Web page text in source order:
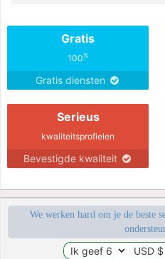
Gratis
100%
Gratis diensten
Serieus
kwaliteitsprofielen
Bevestigde kwaliteit
We werken hard om je de beste